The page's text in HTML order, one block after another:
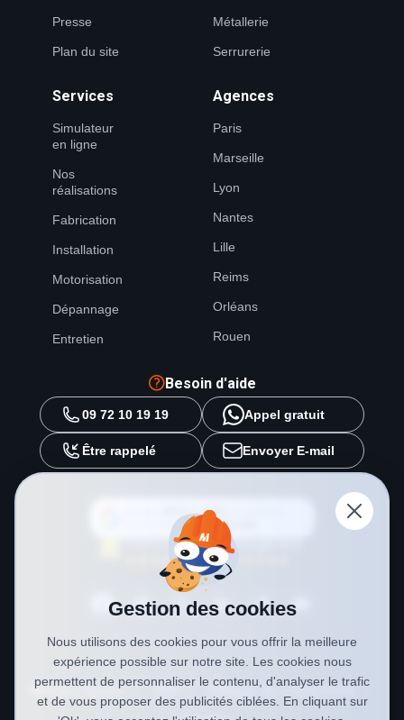
Presse
Plan du site
Métallerie
Serrurerie
Services
Simulateur
en ligne
Nos
réalisations
Fabrication
Installation
Motorisation
Dépannage
Entretien
Agences
Paris
Marseille
Lyon
Nantes
Lille
Reims
Orléans
Rouen
Besoin d'aide
09 72 10 19 19 Appel gratuit
Être rappelé Envoyer E-mail
METAL 2000
source préférée surGoogle
Mentions légales CGV Politique de confidentialité
Gestion des cookies
Nous utilisons des cookies pour vous offrir la meilleure
expérience possible sur notre site. Les cookies nous
permettent de personnaliser le contenu, d'analyser le trafic
et de vous proposer des publicités ciblées. En cliquant sur